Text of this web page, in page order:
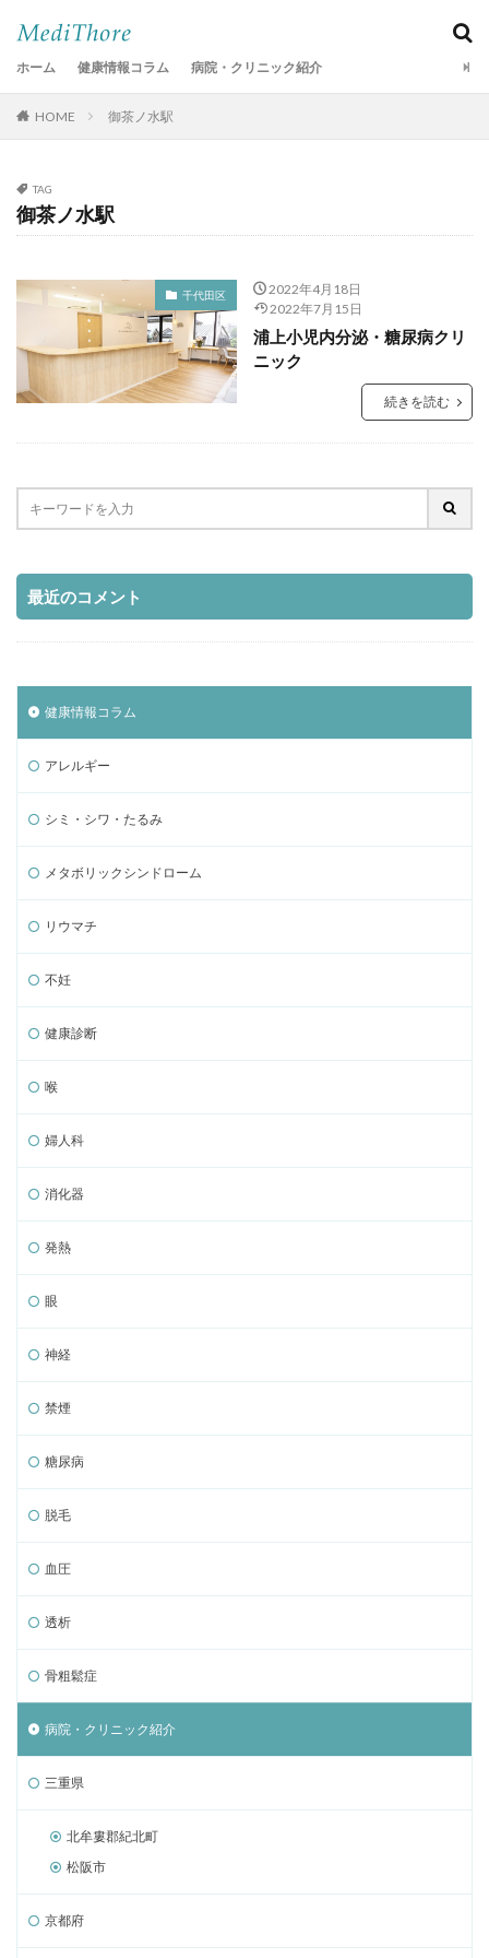
ホーム 健康情報コラム 病院・クリニック紹介
HOME 御茶ノ水駅
TAG
御茶ノ水駅
千代田区
2022年4月18日
2022年7月15日
浦上小児内分泌・糖尿病クリ
ニック
続きを読む
最近のコメント
健康情報コラム
アレルギー
シミ・シワ・たるみ
メタボリックシンドローム
リウマチ
不妊
健康診断
喉
婦人科
消化器
発熱
眼
神経
禁煙
糖尿病
脱毛
血圧
透析
骨粗鬆症
病院・クリニック紹介
三重県
北牟婁郡紀北町
松阪市
京都府